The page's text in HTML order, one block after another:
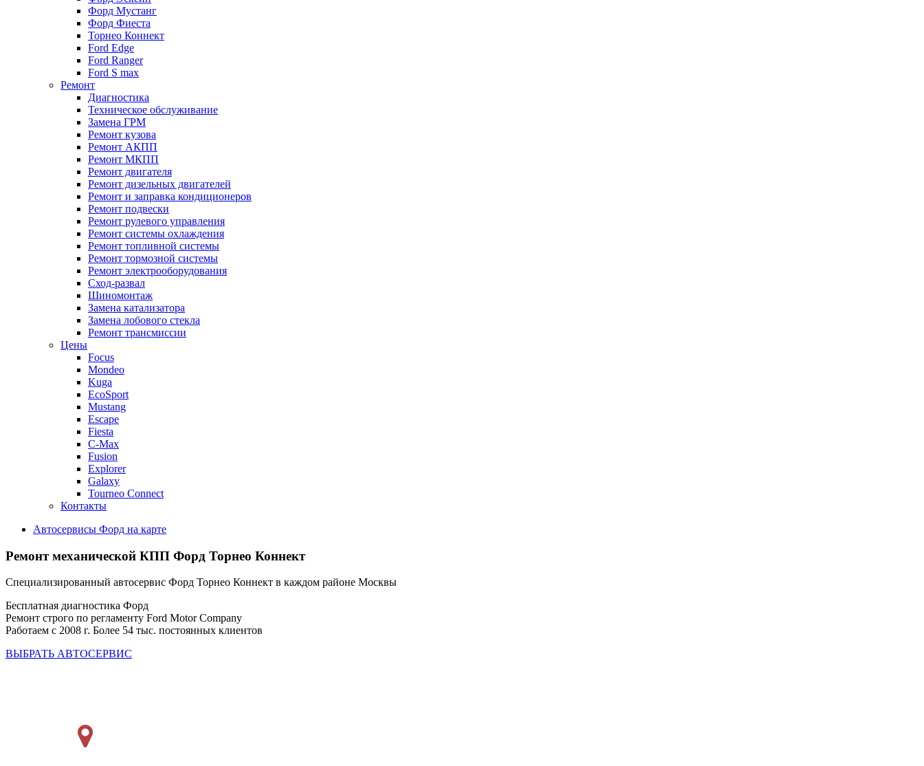
Форд Мустанг
Форд Фиеста
Торнео Коннект
Ford Edge
Ford Ranger
Ford S max
Ремонт
Диагностика
Техническое обслуживание
Замена ГРМ
Ремонт кузова
Ремонт АКПП
Ремонт МКПП
Ремонт двигателя
Ремонт дизельных двигателей
Ремонт и заправка кондиционеров
Ремонт подвески
Ремонт рулевого управления
Ремонт системы охлаждения
Ремонт топливной системы
Ремонт тормозной системы
Ремонт электрооборудования
Сход-развал
Шиномонтаж
Замена катализатора
Замена лобового стекла
Ремонт трансмиссии
Цены
Focus
Mondeo
Kuga
EcoSport
Mustang
Escape
Fiesta
C-Max
Fusion
Explorer
Galaxy
Tourneo Connect
Контакты
Автосервисы Форд на карте
Ремонт механической КПП Форд Торнео Коннект
Специализированный автосервис Форд Торнео Коннект в каждом районе Москвы
Бесплатная диагностика Форд
Ремонт строго по регламенту Ford Motor Company
Работаем с 2008 г. Более 54 тыс. постоянных клиентов
ВЫБРАТЬ АВТОСЕРВИС